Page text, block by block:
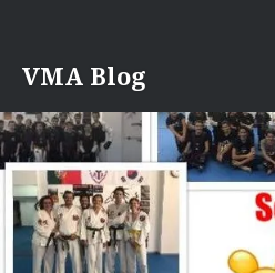
conteúdo
VMA Blog